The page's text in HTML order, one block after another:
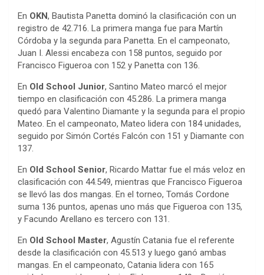
En OKN, Bautista Panetta dominó la clasificación con un
registro de 42.716. La primera manga fue para Martín
Córdoba y la segunda para Panetta. En el campeonato,
Juan I. Alessi encabeza con 158 puntos, seguido por
Francisco Figueroa con 152 y Panetta con 136.
En Old School Junior, Santino Mateo marcó el mejor
tiempo en clasificación con 45.286. La primera manga
quedó para Valentino Diamante y la segunda para el propio
Mateo. En el campeonato, Mateo lidera con 184 unidades,
seguido por Simón Cortés Falcón con 151 y Diamante con
137.
En Old School Senior, Ricardo Mattar fue el más veloz en
clasificación con 44.549, mientras que Francisco Figueroa
se llevó las dos mangas. En el torneo, Tomás Cordone
suma 136 puntos, apenas uno más que Figueroa con 135,
y Facundo Arellano es tercero con 131.
En Old School Master, Agustín Catania fue el referente
desde la clasificación con 45.513 y luego ganó ambas
mangas. En el campeonato, Catania lidera con 165